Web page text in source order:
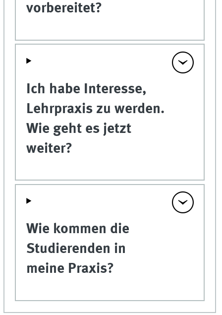
vorbereitet?
Ich habe Interesse,
Lehrpraxis zu werden.
Wie geht es jetzt
weiter?
Wie kommen die
Studierenden in
meine Praxis?